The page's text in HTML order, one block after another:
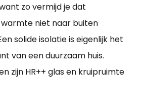
zo vermijd je dat
niet naar buiten
solide isolatie is eigenlijk het
van een duurzaam huis.
zijn HR++ glas en kruipruimte